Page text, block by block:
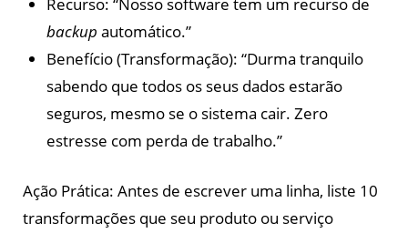
backup automático.”
Benefício (Transformação): “Durma tranquilo
sabendo que todos os seus dados estarão
seguros, mesmo se o sistema cair. Zero
estresse com perda de trabalho.”
Ação Prática: Antes de escrever uma linha, liste 10
transformações que seu produto ou serviço